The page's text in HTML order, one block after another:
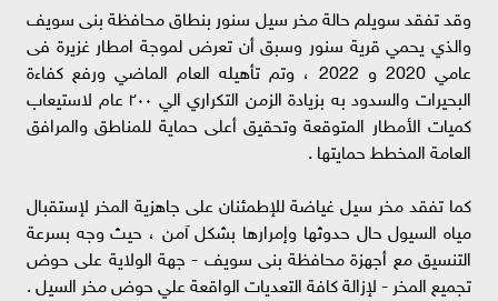
وقد تفقد سويلم حالة مخر سيل سنور بنطاق محافظة بنى سويف
والذي يحمي قرية سنور وسبق أن تعرض لموجة امطار غزيرة فى
عامي 2020 و 2022 ، وتم تأهيله العام الماضي ورفع كفاءة
البحيرات والسدود به بزيادة الزمن التكراري الي ٢٠٠ عام لاستيعاب
كميات الأمطار المتوقعة وتحقيق أعلى حماية للمناطق والمرافق
العامة المخطط حمايتها .
كما تفقد مخر سيل غياضة للإطمئنان على جاهزية المخر لإستقبال
مياه السيول حال حدوثها وإمرارها بشكل آمن ، حيث وجه بسرعة
التنسيق مع أجهزة محافظة بنى سويف - جهة الولاية على حوض
تجميع المخر - لإزالة كافة التعديات الواقعة علي حوض مخر السيل .